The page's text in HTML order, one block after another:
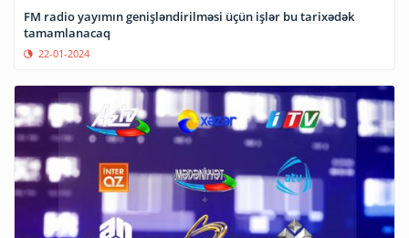
FM radio yayımın genişləndirilməsi üçün işlər bu tarixədək
tamamlanacaq
22-01-2024